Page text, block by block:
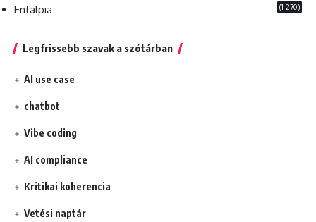
Entalpia (1 270)
Legfrissebb szavak a szótárban
AI use case
chatbot
Vibe coding
AI compliance
Kritikai koherencia
Vetési naptár